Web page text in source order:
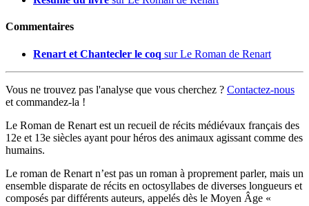
Commentaires
Renart et Chantecler le coq sur Le Roman de Renart
Vous ne trouvez pas l'analyse que vous cherchez ? Contactez-nous
et commandez-la !
Le Roman de Renart est un recueil de récits médiévaux français des
12e et 13e siècles ayant pour héros des animaux agissant comme des
humains.
Le roman de Renart n’est pas un roman à proprement parler, mais un
ensemble disparate de récits en octosyllabes de diverses longueurs et
composés par différents auteurs, appelés dès le Moyen Âge «